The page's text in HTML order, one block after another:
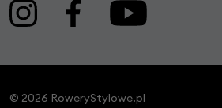
© 2026 RoweryStylowe.pl